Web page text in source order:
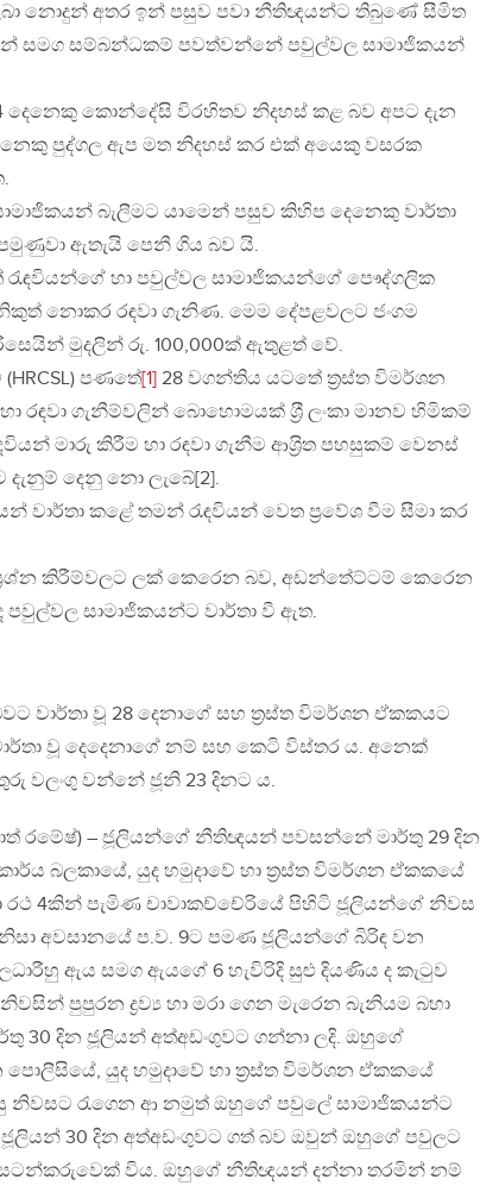
නොදුන් අතර ඉන් පසුව පවා නීතිඥයන්ට තිබුණේ සීමිත
සමග සම්බන්ධකම් පවත්වන්නේ පවුල්වල සාමාජිකයන්
දෙනෙකු කොන්දේසි විරහිතව නිදහස් කළ බව අපට දැන
පුද්ගල ඇප මත නිදහස් කර එක් අයෙකු වසරක
බැලීමට යාමෙන් පසුව කිහිප දෙනෙකු වාර්තා
ඇතැයි පෙනී ගිය බව යි.
හා පවුල්වල සාමාජිකයන්ගේ පෞද්ගලික
නොකර රඳවා ගැනිණ. මෙම දේපළවලට ජංගම
මුදලින් රු. 100,000ක් ඇතුළත් වේ.
පණතේ[1] 28 වගන්තිය යටතේ ත‍්‍රස්ත විමර්ශන
රඳවා ගැනීම්වලින් බොහොමයක් ශ‍්‍රී ලංකා මානව හිමිකම්
මාරු කිරීම හා රඳවා ගැනීම ආශ‍්‍රිත පහසුකම් වෙනස්
දෙනු නො ලැබේ[2].
වාර්තා කළේ තමන් රැඳවියන් වෙත ප‍්‍රවේශ වීම සීමා කර
කිරීම්වලට ලක් කෙරෙන බව, අඩන්තේට්ටම් කෙරෙන
සාමාජිකයන්ට වාර්තා වී ඇත.
වාර්තා වූ 28 දෙනාගේ සහ ත‍්‍රස්ත විමර්ශන ඒකකයට
වූ දෙදෙනාගේ නම් සහ කෙටි විස්තර ය. අනෙක්
වලංගු වන්නේ ජූනි 23 දිනට ය.
රමේෂ්) – ජූලියන්ගේ නීතිඥයන් පවසන්නේ මාර්තු 29 දින
බලකායේ, යුද හමුදාවේ හා ත‍්‍රස්ත විමර්ශන ඒකකයේ
රථ 4කින් පැමිණ චාවාකච්චේරියේ පිහිටි ජූලියන්ගේ නිවස
අවසානයේ ප.ව. 9ට පමණ ජූලියන්ගේ බිරිඳ වන
ඇය සමග ඇයගේ 6 හැවිරිදි සුළු දියණිය ද කැටුව
පුපුරන ද්‍රව්‍ය හා මරා ගෙන මැරෙන බැනියම බහා
30 දින ජූලියන් අත්අඩංගුවට ගන්නා ලදි. ඔහුගේ
යුද හමුදාවේ හා ත‍්‍රස්ත විමර්ශන ඒකකයේ
රැගෙන ආ නමුත් ඔහුගේ පවුලේ සාමාජිකයන්ට
30 දින අත්අඩංගුවට ගත් බව ඔවුන් ඔහුගේ පවුලට
සටන්කරුවෙක් විය. ඔහුගේ නීතිඥයන් දන්නා තරමින් නම්